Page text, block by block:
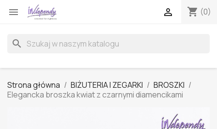
 shopping_cart (0)

search
Strona główna BIŻUTERIA I ZEGARKI
BROSZKI
Elegancka broszka kwiat z czarnymi diamencikami